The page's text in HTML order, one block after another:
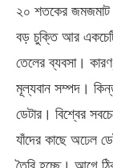
২০ শতকের জমজমাট
বড় চুক্তি আর
তেলের ব্যবসা।
মূল্যবান সম্পদ।
ডেটার। বিশ্বের
যাঁদের কাছে অঢেল